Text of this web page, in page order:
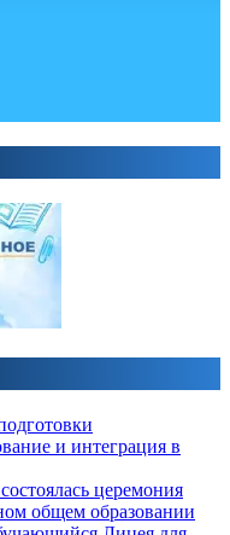
и интеграция в
церемония
общем образовании